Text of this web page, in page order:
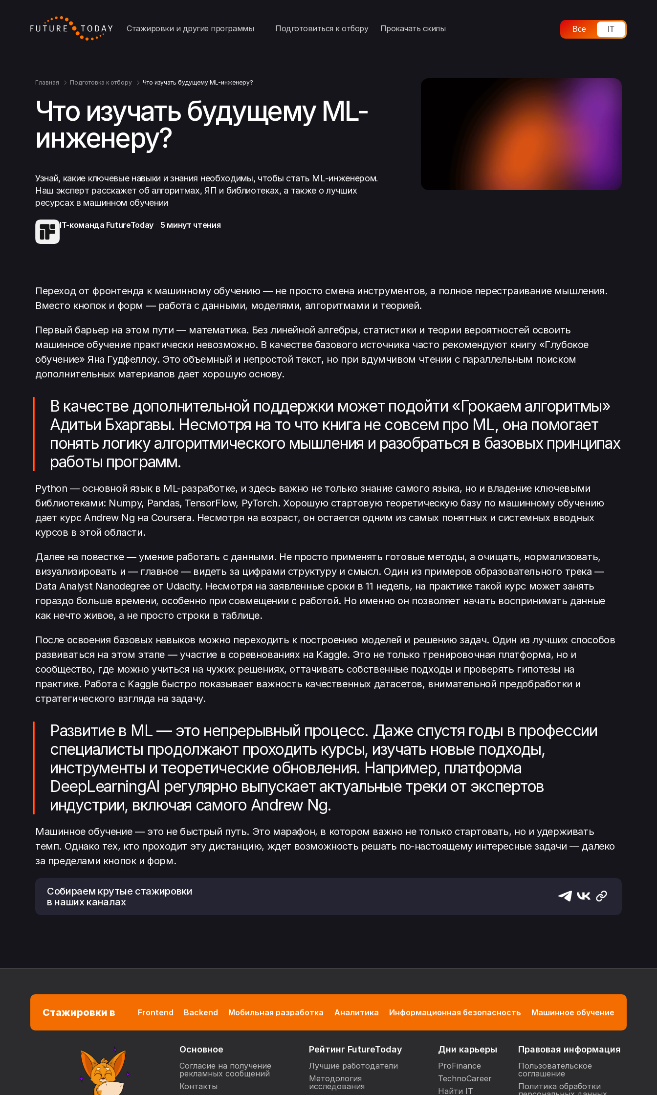
Стажировки и другие программы Подготовиться к отбору Прокачать скилы Все IT
Главная Подготовка к отбору Что изучать будущему ML-инженеру?
Что изучать будущему ML-
инженеру?
Узнай, какие ключевые навыки и знания необходимы, чтобы стать ML-инженером.
Наш эксперт расскажет об алгоритмах, ЯП и библиотеках, а также о лучших
ресурсах в машинном обучении
IT-команда FutureToday 5 минут чтения
Переход от фронтенда к машинному обучению — не просто смена инструментов, а полное перестраивание мышления.
Вместо кнопок и форм — работа с данными, моделями, алгоритмами и теорией.
Первый барьер на этом пути — математика. Без линейной алгебры, статистики и теории вероятностей освоить
машинное обучение практически невозможно. В качестве базового источника часто рекомендуют книгу «Глубокое
обучение» Яна Гудфеллоу. Это объемный и непростой текст, но при вдумчивом чтении с параллельным поиском
дополнительных материалов дает хорошую основу.
В качестве дополнительной поддержки может подойти «Грокаем алгоритмы»
Адитьи Бхаргавы. Несмотря на то что книга не совсем про ML, она помогает
понять логику алгоритмического мышления и разобраться в базовых принципах
работы программ.
Python — основной язык в ML-разработке, и здесь важно не только знание самого языка, но и владение ключевыми
библиотеками: Numpy, Pandas, TensorFlow, PyTorch. Хорошую стартовую теоретическую базу по машинному обучению
дает курс Andrew Ng на Coursera. Несмотря на возраст, он остается одним из самых понятных и системных вводных
курсов в этой области.
Далее на повестке — умение работать с данными. Не просто применять готовые методы, а очищать, нормализовать,
визуализировать и — главное — видеть за цифрами структуру и смысл. Один из примеров образовательного трека —
Data Analyst Nanodegree от Udacity. Несмотря на заявленные сроки в 11 недель, на практике такой курс может занять
гораздо больше времени, особенно при совмещении с работой. Но именно он позволяет начать воспринимать данные
как нечто живое, а не просто строки в таблице.
После освоения базовых навыков можно переходить к построению моделей и решению задач. Один из лучших способов
развиваться на этом этапе — участие в соревнованиях на Kaggle. Это не только тренировочная платформа, но и
сообщество, где можно учиться на чужих решениях, оттачивать собственные подходы и проверять гипотезы на
практике. Работа с Kaggle быстро показывает важность качественных датасетов, внимательной предобработки и
стратегического взгляда на задачу.
Развитие в ML — это непрерывный процесс. Даже спустя годы в профессии
специалисты продолжают проходить курсы, изучать новые подходы,
инструменты и теоретические обновления. Например, платформа
DeepLearningAI регулярно выпускает актуальные треки от экспертов
индустрии, включая самого Andrew Ng.
Машинное обучение — это не быстрый путь. Это марафон, в котором важно не только стартовать, но и удерживать
темп. Однако тех, кто проходит эту дистанцию, ждет возможность решать по-настоящему интересные задачи — далеко
за пределами кнопок и форм.
Собираем крутые стажировки
в наших каналах
Стажировки в Frontend Backend Мобильная разработка Аналитика Информационная безопасность Машинное обучение
Основное
Согласие на получение
рекламных сообщений
Контакты
Рейтинг FutureToday
Лучшие работодатели
Методология
исследования
Дни карьеры
ProFinance
TechnoCareer
Найти IT
Правовая информация
Пользовательское
соглашение
Политика обработки